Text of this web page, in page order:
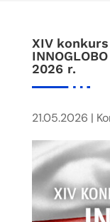
XIV
2026 r.
21.05.2026 |